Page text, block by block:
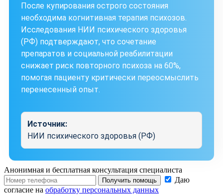
После купирования острого состояния
необходима когнитивная терапия психозов.
Исследования НИИ психического здоровья
(РФ) подтверждают, что сочетание
препаратов и социальной реабилитации
снижает риск повторного психоза на 60%,
помогая пациенту критически переосмыслить
перенесенный опыт.
Источник:
НИИ психического здоровья (РФ)
Анонимная и бесплатная консультация специалиста
Получить помощь
Даю
согласие на обработку персональных данных